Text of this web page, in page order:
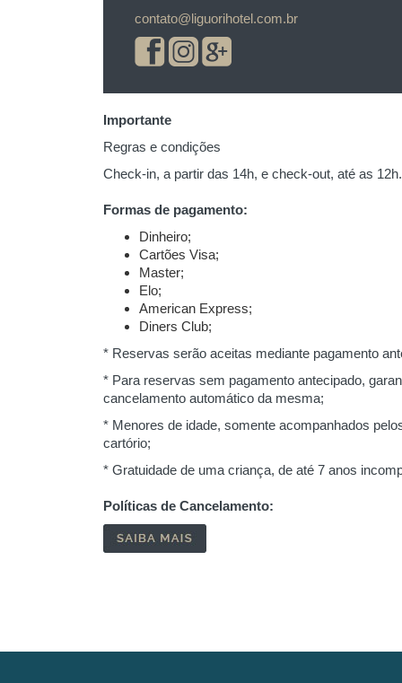
contato@liguorihotel.com.br
Importante
Regras e condições
Check-in, a partir das 14h, e check-out, até as 12h.
Formas de pagamento:
Dinheiro;
Cartões Visa;
Master;
Elo;
American Express;
Diners Club;
* Reservas serão aceitas mediante pagamento
* Para reservas sem pagamento antecipado,
cancelamento automático da mesma;
* Menores de idade, somente acompanhados
cartório;
* Gratuidade de uma criança, de até 7 anos
Políticas de Cancelamento: